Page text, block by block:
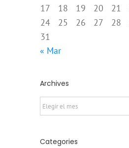
17
18 19 20 21
24
25 26 27 28
31
« Mar
Archives
Archives
Categories